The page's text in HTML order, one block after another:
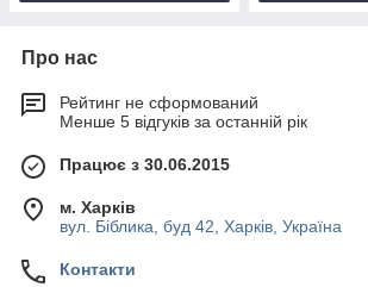
Про нас
Рейтинг не сформований
Менше 5 відгуків за останній рік
Працює з 30.06.2015
м. Харків
вул. Біблика, буд 42, Харків, Україна
Контакти